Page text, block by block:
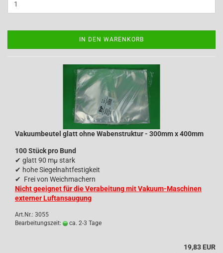
IN DEN WARENKORB
Vakuumbeutel glatt ohne Wabenstruktur - 300mm x 400mm
100 Stück pro Bund
✔ glatt 90 mµ stark
✔ hohe Siegelnahtfestigkeit
✔ Frei von Weichmachern
Nicht geeignet für die Verabeitung mit Vakuum-Maschinen
externer Luftansaugung
Art.Nr.: 3055
Bearbeitungszeit:
ca. 2-3 Tage
19,83 EUR